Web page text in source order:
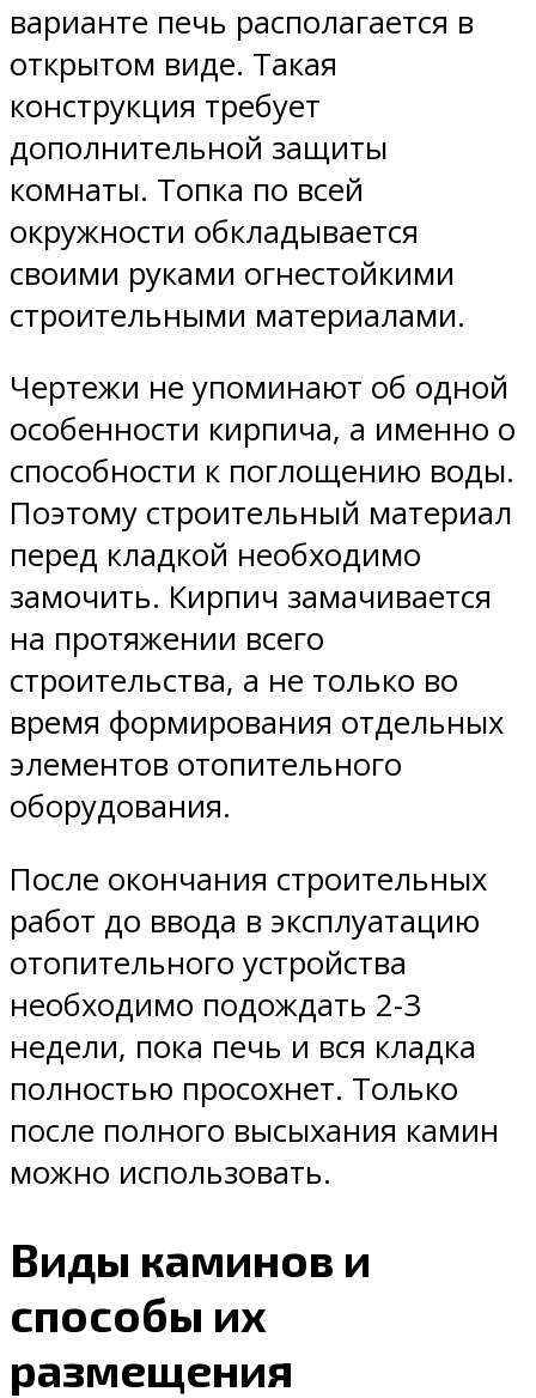
варианте печь располагается в
открытом виде. Такая
конструкция требует
дополнительной защиты
комнаты. Топка по всей
окружности обкладывается
своими руками огнестойкими
строительными материалами.
Чертежи не упоминают об одной
особенности кирпича, а именно о
способности к поглощению воды.
Поэтому строительный материал
перед кладкой необходимо
замочить. Кирпич замачивается
на протяжении всего
строительства, а не только во
время формирования отдельных
элементов отопительного
оборудования.
После окончания строительных
работ до ввода в эксплуатацию
отопительного устройства
необходимо подождать 2-3
недели, пока печь и вся кладка
полностью просохнет. Только
после полного высыхания камин
можно использовать.
Виды каминов и
способы их
размещения